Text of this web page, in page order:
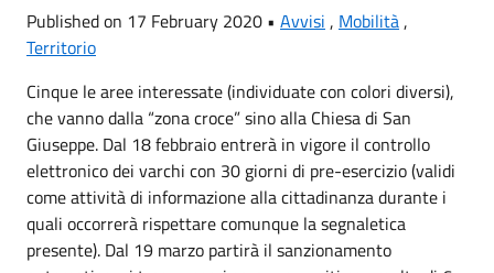
Published on 17 February 2020 • Avvisi , Mobilità,
Territorio
Cinque le aree interessate (individuate con colori diversi),
che vanno dalla “zona croce” sino alla Chiesa di San
Giuseppe. Dal 18 febbraio entrerà in vigore il controllo
elettronico dei varchi con 30 giorni di pre-esercizio (validi
come attività di informazione alla cittadinanza durante i
quali occorrerà rispettare comunque la segnaletica
presente). Dal 19 marzo partirà il sanzionamento